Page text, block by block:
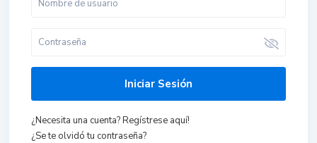
Iniciar Sesión
¿Necesita una cuenta? Regístrese aquí!
¿Se te olvidó tu contraseña?